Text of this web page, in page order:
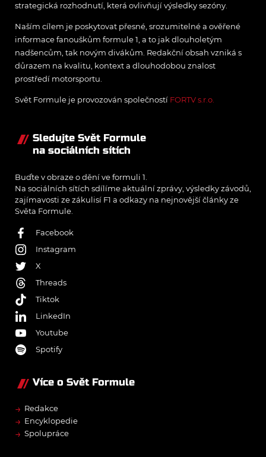
strategická rozhodnutí, která ovlivňují výsledky sezóny.
Naším cílem je poskytovat přesné, srozumitelné a ověřené
informace fanouškům formule 1, a to jak dlouholetým
nadšencům, tak novým divákům. Redakční obsah vzniká s
důrazem na kvalitu, kontext a dlouhodobou znalost
prostředí motorsportu.
Svět Formule je provozován společností FORTV s.r.o.
Sledujte Svět Formule
na sociálních sítích
Buďte v obraze o dění ve formuli 1.
Na sociálních sítích sdílíme aktuální zprávy, výsledky závodů,
zajímavosti ze zákulisí F1 a odkazy na nejnovější články ze
Světa Formule.
Facebook
Instagram
X
Threads
Tiktok
LinkedIn
Youtube
Spotify
Více o Svět Formule
→ Redakce
→ Encyklopedie
→ Spolupráce